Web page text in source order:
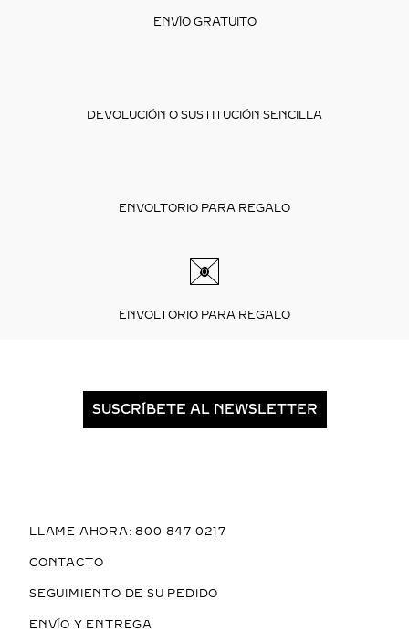
ENVÍO GRATUITO
DEVOLUCIÓN O SUSTITUCIÓN SENCILLA
ENVOLTORIO PARA REGALO
ENVOLTORIO PARA REGALO
SUSCRÍBETE AL NEWSLETTER
LLAME AHORA: 800 847 0217
CONTACTO
SEGUIMIENTO DE SU PEDIDO
ENVÍO Y ENTREGA